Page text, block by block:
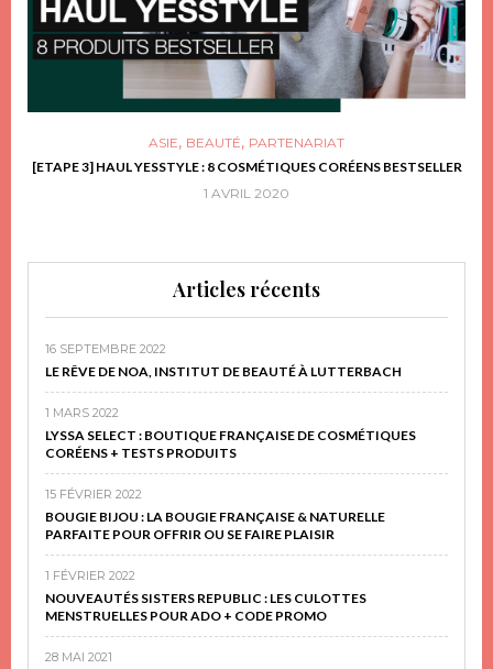
ASIE, BEAUTÉ, PARTENARIAT
[ETAPE 3] HAUL YESSTYLE : 8 COSMÉTIQUES CORÉENS BESTSELLER
1 AVRIL 2020
Articles récents
16 SEPTEMBRE 2022
LE RÊVE DE NOA, INSTITUT DE BEAUTÉ À LUTTERBACH
1 MARS 2022
LYSSA SELECT : BOUTIQUE FRANÇAISE DE COSMÉTIQUES
CORÉENS + TESTS PRODUITS
15 FÉVRIER 2022
BOUGIE BIJOU : LA BOUGIE FRANÇAISE & NATURELLE
PARFAITE POUR OFFRIR OU SE FAIRE PLAISIR
1 FÉVRIER 2022
NOUVEAUTÉS SISTERS REPUBLIC : LES CULOTTES
MENSTRUELLES POUR ADO + CODE PROMO
28 MAI 2021